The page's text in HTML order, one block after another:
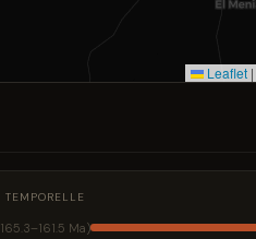
Leaflet |
TEMPORELLE
Ma)